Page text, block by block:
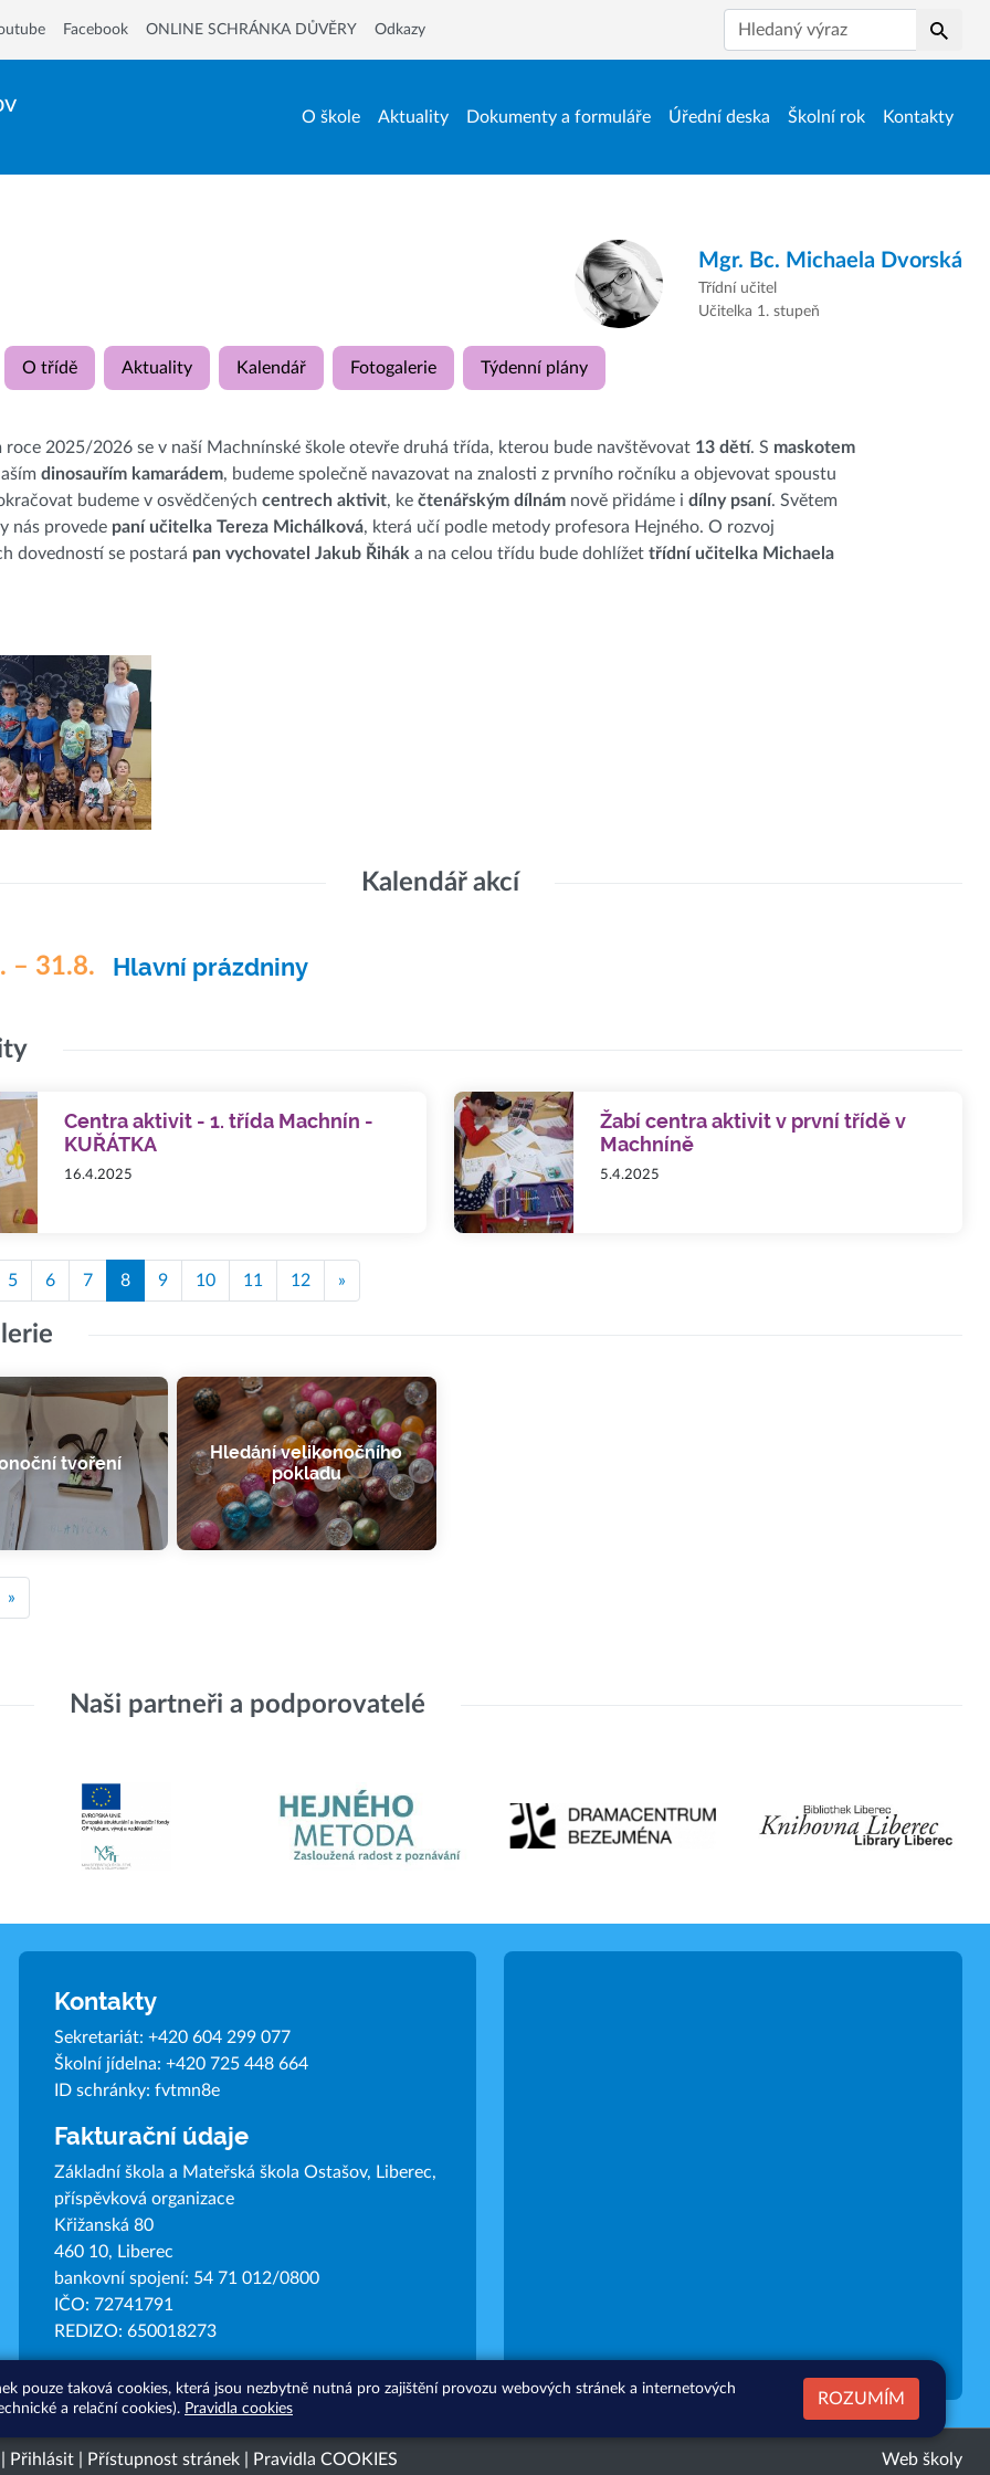
O škole Aktuality Dokumenty a formuláře Úřední deska Školní rok Kontakty
Facebook ONLINE SCHRÁNKA DŮVĚRY Odkazy
Hledat
Mgr. Bc. Michaela Dvorská
Třídní učitel
Učitelka 1. stupeň
O třídě Aktuality Kalendář Fotogalerie Týdenní plány
roce 2025/2026 se v naší Machnínské škole otevře druhá třída, kterou bude navštěvovat 13 dětí. S maskotem
dinosauřím kamarádem, budeme společně navazovat na znalosti z prvního ročníku a objevovat spoustu
budeme v osvědčenýchcentrech aktivit, kečtenářským dílnám nově přidáme idílny psaní. Světem
nás provede paní učitelka Tereza Michálková, která učí podle metody profesora Hejného. O rozvoj
dovedností se postará pan vychovatel Jakub Řihák a na celou třídu bude dohlížettřídní učitelka Michaela
Kalendář akcí
– 31.8. Hlavní prázdniny
Centra aktivit - 1. třída Machnín -
KUŘÁTKA
16.4.2025
Žabí centra aktivit v první třídě v
Machníně
5.4.2025
5 6 7 8 9 10 11 12 »
tvoření
Hledání velikonočního
pokladu
»
Naši partneři a podporovatelé
Kontakty
Sekretariát: +420 604 299 077
Školní jídelna: +420 725 448 664
ID schránky: fvtmn8e
Fakturační údaje
Základní škola a Mateřská škola Ostašov, Liberec,
příspěvková organizace
Křižanská 80
460 10, Liberec
bankovní spojení: 54 71 012/0800
IČO: 72741791
REDIZO: 650018273
Přihlásit Přístupnost stránek Pravidla COOKIES Web školy
pouze taková cookies, která jsou nezbytně nutná pro zajištění provozu webových stránek a internetových
a relační cookies). Pravidla cookies
ROZUMÍM